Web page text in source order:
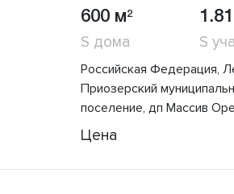
600 м2
S дома S
Российская Федерация,
Приозерский
поселение, дп Массив
Цена